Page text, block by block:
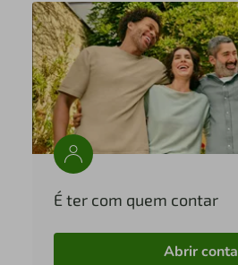
É ter com quem contar
Abrir conta